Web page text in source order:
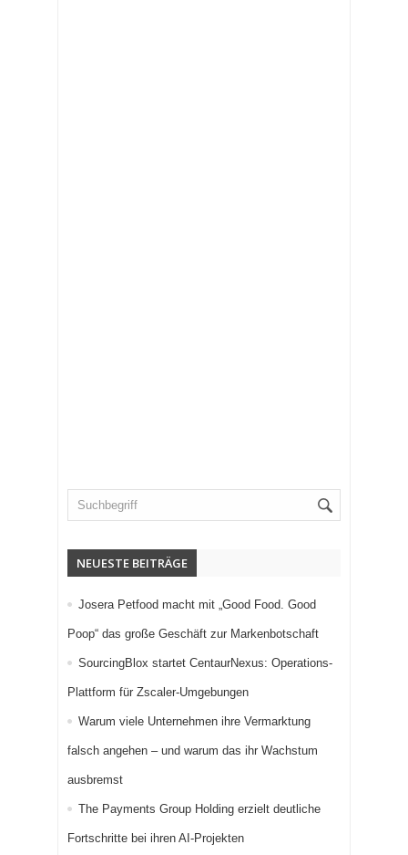
NEUESTE BEITRÄGE
Josera Petfood macht mit „Good Food. Good
Poop“ das große Geschäft zur Markenbotschaft
SourcingBlox startet CentaurNexus: Operations-
Plattform für Zscaler-Umgebungen
Warum viele Unternehmen ihre Vermarktung
falsch angehen – und warum das ihr Wachstum
ausbremst
The Payments Group Holding erzielt deutliche
Fortschritte bei ihren AI-Projekten